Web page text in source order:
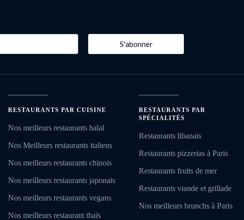
S'abonner
RESTAURANTS PAR CUISINE
Nos meilleurs restaurants halal
Nos Meilleurs restaurants italiens
Nos meilleurs restaurants chinois
Nos meilleurs restaurants japonais
Nos meilleurs restaurants vegans
Nos meilleurs restaurant thaïs
RESTAURANTS PAR
SPÉCIALITÉS
Restaurants libanais
Restaurants pizzerias à Paris
Restaurants fruits de mer
Restaurants viande et grillade
Nos meilleurs brunchs à Paris